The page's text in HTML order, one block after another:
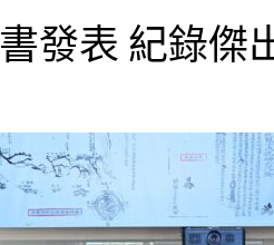
發表 紀錄傑